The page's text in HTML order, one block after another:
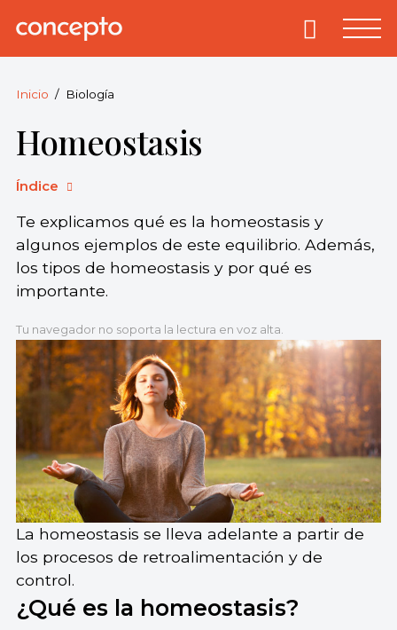
Concepto.
derechos
reservados.
Primary
Inicio Biología
Homeostasis
Índice
Te explicamos qué es la homeostasis y
algunos ejemplos de este equilibrio. Además,
los tipos de homeostasis y por qué es
importante.
Tu navegador no soporta la lectura en voz alta.
La homeostasis se lleva adelante a partir de
los procesos de retroalimentación y de
control.
¿Qué es la homeostasis?